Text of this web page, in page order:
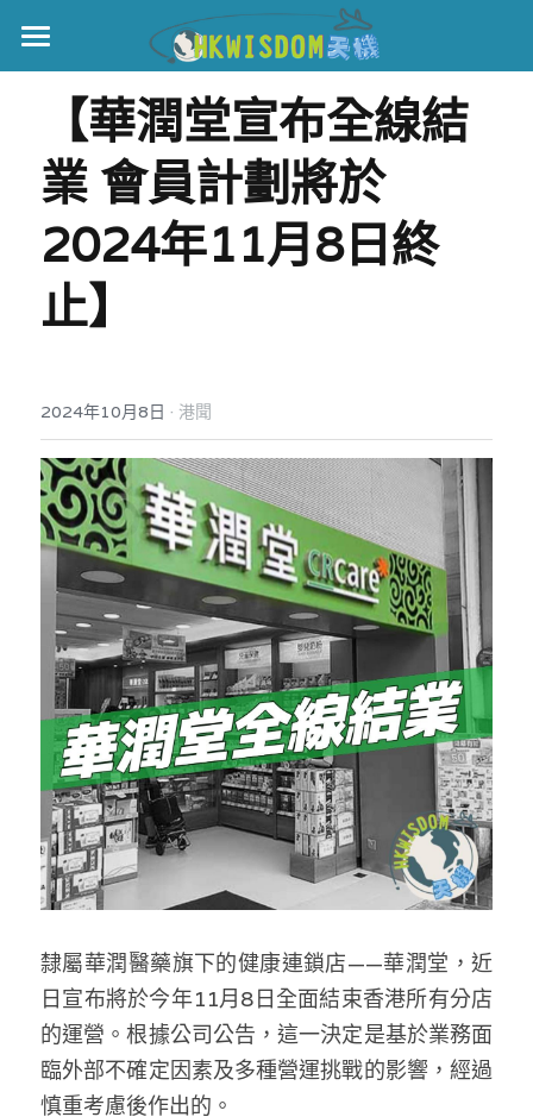
主頁
世界盃
伊美戰爭
黎智英案
正本清源•黎智英案
宏福火災
宏福苑聽證會
宏福火災正視聽
記錄．宏福苑火災
中國
國際
娛樂
反華推手你要知
反華推手懶人包
民主派騙案十式
反華推手起底
美西霸凌內幕
美西極權主義
真相直擊
極端暴恐實錄
KOL 專欄
林淑芳專欄
屈穎妍專欄
朱庭萱專欄
莫綺琪專欄
黃萬成專欄
招國偉專欄
高松傑專欄
林伯強專欄
絕密法庭檔案
醫院口岸爆炸案
屠龍小隊案
黎智英案審訊
支聯會案
35+顛覆案
生活
吃喝玩指南
休閒好介紹
親子
花生仔漫畫週記
關於我們
人才招聘
投稿熱線
商戶合作
支持讚助
條款及細則
搜索
繁體中文
English
【華潤堂宣布全線結
業 會員計劃將於
2024年11月8日終
止】
2024年10月8日 · 港聞
隸屬華潤醫藥旗下的健康連鎖店——華潤堂，近
日宣布將於今年11月8日全面結束香港所有分店
的運營。根據公司公告，這一決定是基於業務面
臨外部不確定因素及多種營運挑戰的影響，經過
慎重考慮後作出的。